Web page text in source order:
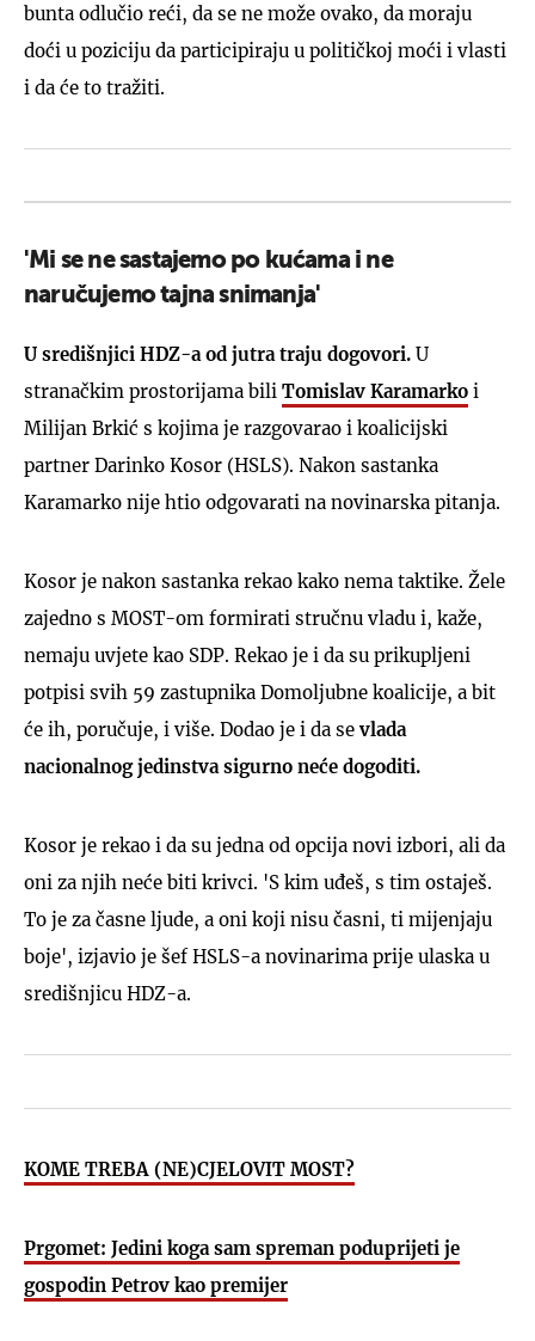
bunta odlučio reći, da se ne može ovako, da moraju
doći u poziciju da participiraju u političkoj moći i vlasti
i da će to tražiti.
'Mi se ne sastajemo po kućama i ne
naručujemo tajna snimanja'
U središnjici HDZ-a od jutra traju dogovori. U
stranačkim prostorijama bili Tomislav Karamarko i
Milijan Brkić s kojima je razgovarao i koalicijski
partner Darinko Kosor (HSLS). Nakon sastanka
Karamarko nije htio odgovarati na novinarska pitanja.
Kosor je nakon sastanka rekao kako nema taktike. Žele
zajedno s MOST-om formirati stručnu vladu i, kaže,
nemaju uvjete kao SDP. Rekao je i da su prikupljeni
potpisi svih 59 zastupnika Domoljubne koalicije, a bit
će ih, poručuje, i više. Dodao je i da sevlada
nacionalnog jedinstva sigurno neće dogoditi.
Kosor je rekao i da su jedna od opcija novi izbori, ali da
oni za njih neće biti krivci. 'S kim uđeš, s tim ostaješ.
To je za časne ljude, a oni koji nisu časni, ti mijenjaju
boje', izjavio je šef HSLS-a novinarima prije ulaska u
središnjicu HDZ-a.
KOME TREBA (NE)CJELOVIT MOST?
Prgomet: Jedini koga sam spreman poduprijeti je
gospodin Petrov kao premijer